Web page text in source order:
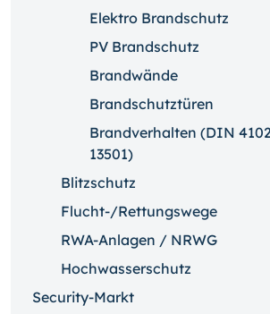
Elektro Brandschutz
PV Brandschutz
Brandwände
Brandschutztüren
Brandverhalten (DIN
13501)
Blitzschutz
Flucht-/Rettungswege
RWA-Anlagen / NRWG
Hochwasserschutz
Security-Markt